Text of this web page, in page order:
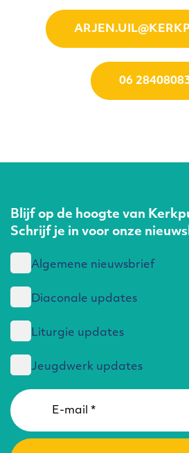
06
Blijf op de hoogte van
Schrijf je in voor onze
Algemene nieuwsbrief
Diaconale updates
Liturgie updates
Jeugdwerk updates